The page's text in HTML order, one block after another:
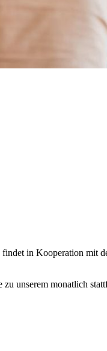
in Kooperation mit
unserem monatlich